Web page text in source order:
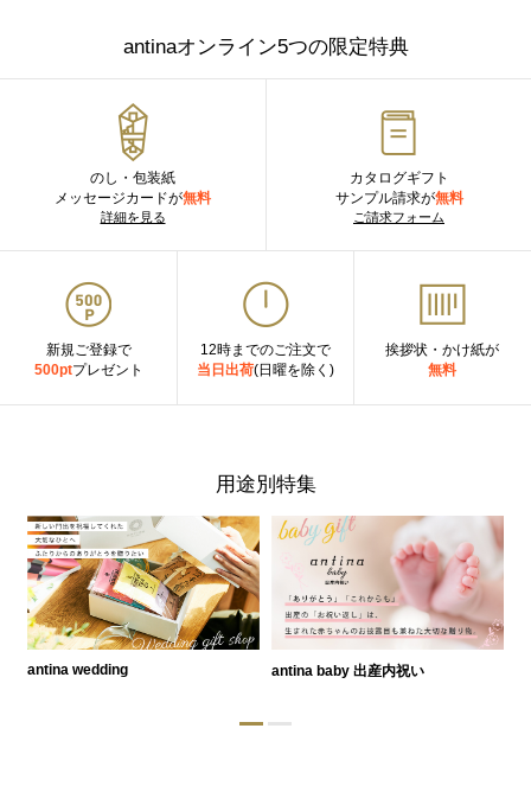
antinaオンライン5つの限定特典
のし・包装紙
メッセージカードが無料
詳細を見る
カタログギフト
サンプル請求が無料
ご請求フォーム
新規ご登録で
500ptプレゼント
12時までのご注文で
当日出荷(日曜を除く)
挨拶状・かけ紙が
無料
用途別特集
antina wedding antina baby 出産内祝い